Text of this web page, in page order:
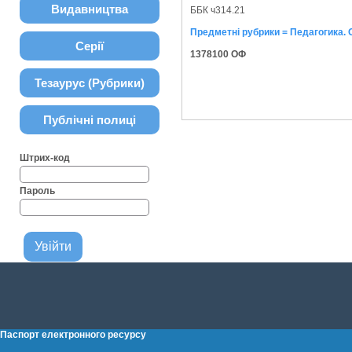
Видавництва
Серії
Тезаурус (Рубрики)
Публічні полиці
Штрих-код
Пароль
ББК ч314.21
Предметні рубрики =
1378100 ОФ
Паспорт електронного ресурсу